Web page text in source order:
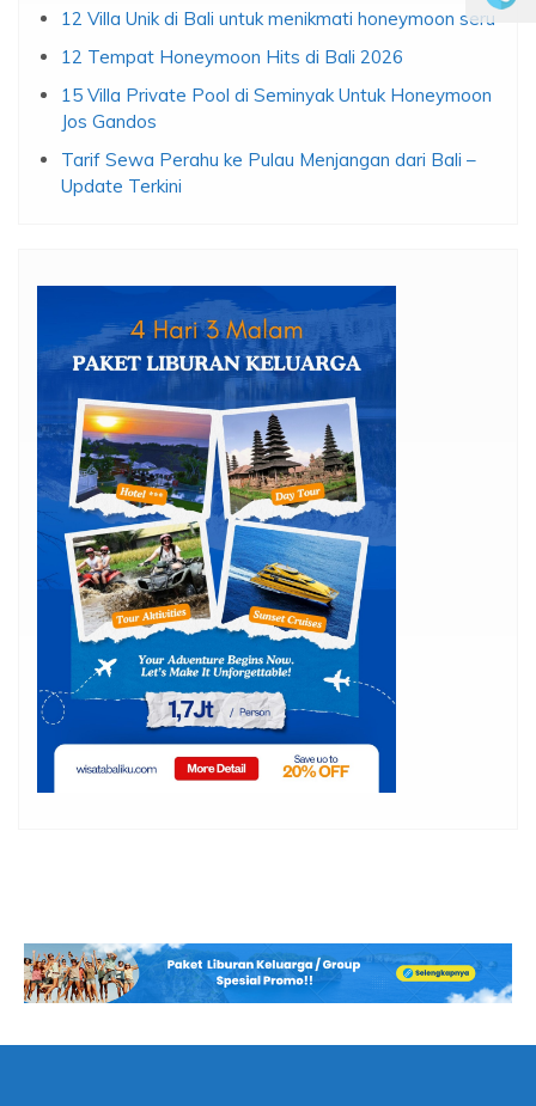
12 Villa Unik di Bali untuk menikmati honeymoon seru
12 Tempat Honeymoon Hits di Bali 2026
15 Villa Private Pool di Seminyak Untuk Honeymoon
Jos Gandos
Tarif Sewa Perahu ke Pulau Menjangan dari Bali –
Update Terkini